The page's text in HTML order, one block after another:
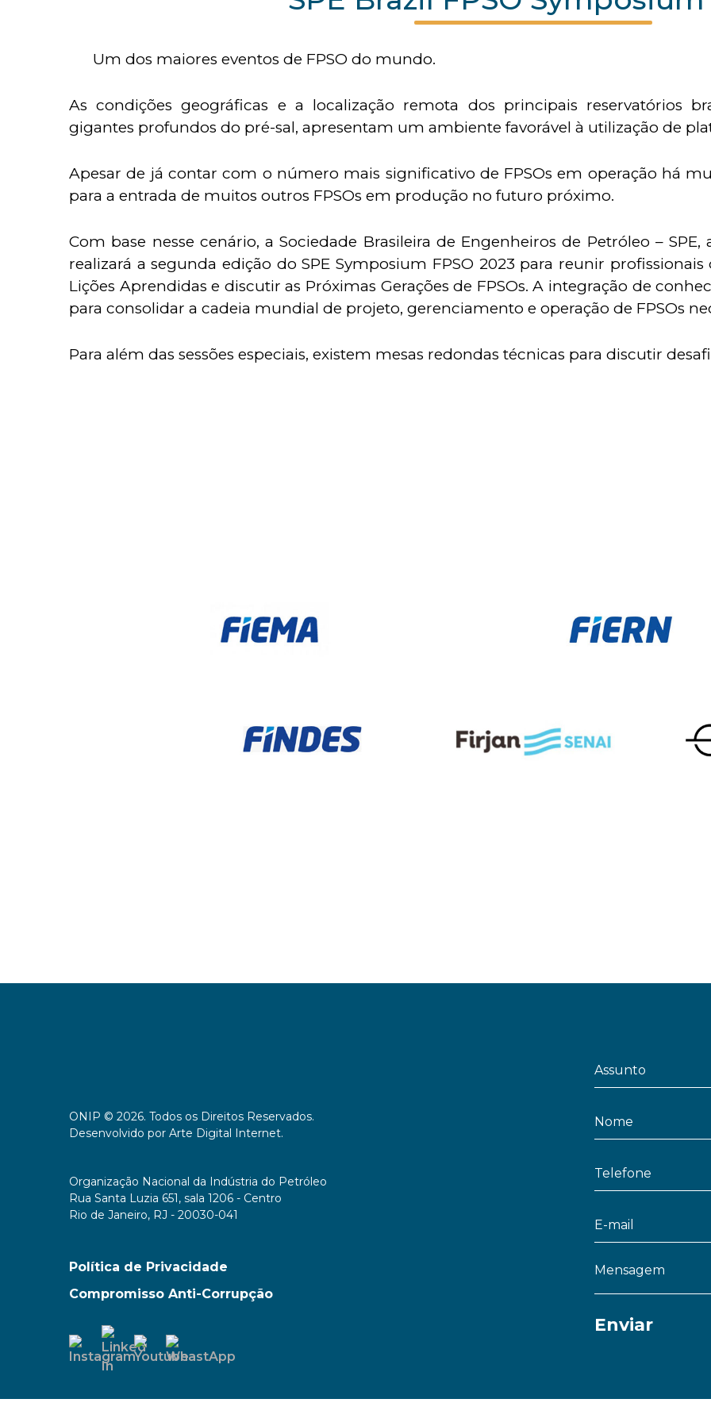
Um dos maiores eventos de FPSO do mundo.
As condições geográficas e a localização remota dos principais reservatórios
gigantes profundos do pré-sal, apresentam um ambiente favorável à utilização de
Apesar de já contar com o número mais significativo de FPSOs em operação há
para a entrada de muitos outros FPSOs em produção no futuro próximo.
Com base nesse cenário, a Sociedade Brasileira de Engenheiros de Petróleo – SPE,
realizará a segunda edição do SPE Symposium FPSO 2023 para reunir
Lições Aprendidas e discutir as Próximas Gerações de FPSOs. A integração de
para consolidar a cadeia mundial de projeto, gerenciamento e operação de FPSOs
Para além das sessões especiais, existem mesas redondas técnicas para discutir
ONIP © 2026. Todos os Direitos Reservados.
Desenvolvido por Arte Digital Internet.
Organização Nacional da Indústria do Petróleo
Rua Santa Luzia 651, sala 1206 - Centro
Rio de Janeiro, RJ - 20030-041
Política de Privacidade
Compromisso Anti-Corrupção